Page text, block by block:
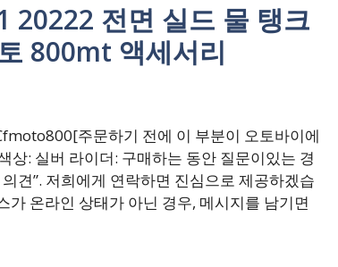
20222 전면 실드 물 탱크
800mt 액세서리
주문하기 전에 이 부분이 오토바이에
상: 실버 라이더: 구매하는 동안 질문이있는 경
견”. 저희에게 연락하면 진심으로 제공하겠습
온라인 상태가 아닌 경우, 메시지를 남기면